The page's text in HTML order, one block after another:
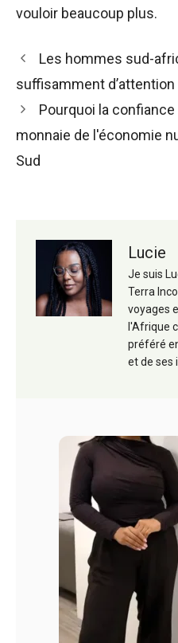
vouloir beaucoup plus.
Navigation
des
Les hommes sud-
suffisamment d’attention
Pourquoi la
monnaie de l'économie
Sud
Lucie
Je suis
Terra
voyages
l'Afrique
préféré
et de ses